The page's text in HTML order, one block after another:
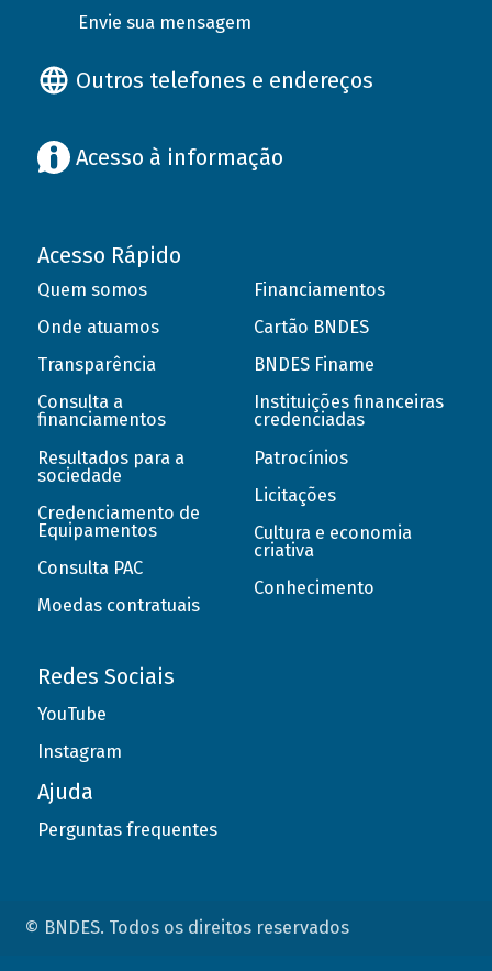
Envie sua mensagem
Outros telefones e endereços
Acesso à informação
Acesso Rápido
Quem somos
Onde atuamos
Transparência
Consulta a
financiamentos
Resultados para a
sociedade
Credenciamento de
Equipamentos
Consulta PAC
Moedas contratuais
Financiamentos
Cartão BNDES
BNDES Finame
Instituições financeiras
credenciadas
Patrocínios
Licitações
Cultura e economia
criativa
Conhecimento
Redes Sociais
YouTube
Instagram
Ajuda
Perguntas frequentes
© BNDES. Todos os direitos reservados